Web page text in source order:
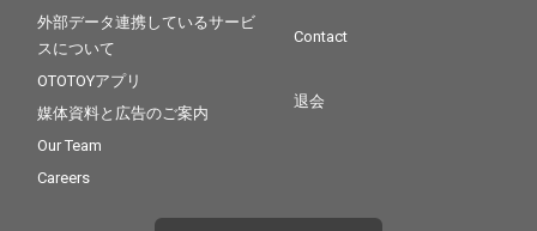
外部データ連携しているサービ
スについて
OTOTOYアプリ
媒体資料と広告のご案内
Our Team
Careers
Contact
退会